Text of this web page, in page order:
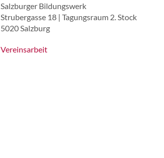
Salzburger Bildungswerk
Strubergasse 18 | Tagungsraum 2. Stock
5020 Salzburg
Vereinsarbeit